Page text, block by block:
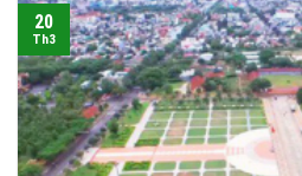
20
Th3